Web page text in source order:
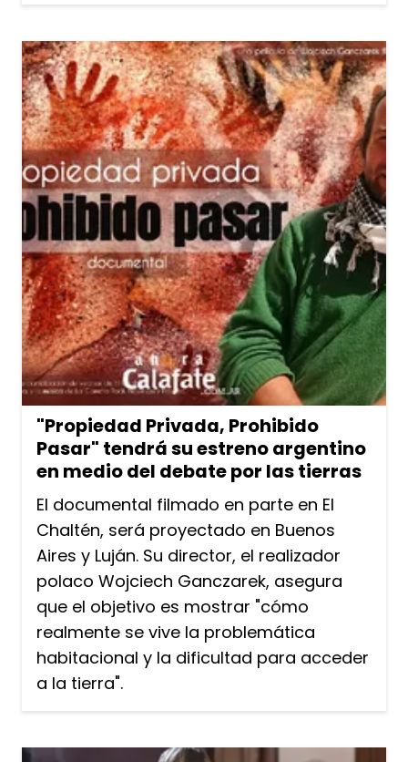
"Propiedad Privada, Prohibido
Pasar" tendrá su estreno argentino
en medio del debate por las tierras
El documental filmado en parte en El
Chaltén, será proyectado en Buenos
Aires y Luján. Su director, el realizador
polaco Wojciech Ganczarek, asegura
que el objetivo es mostrar "cómo
realmente se vive la problemática
habitacional y la dificultad para acceder
a la tierra".